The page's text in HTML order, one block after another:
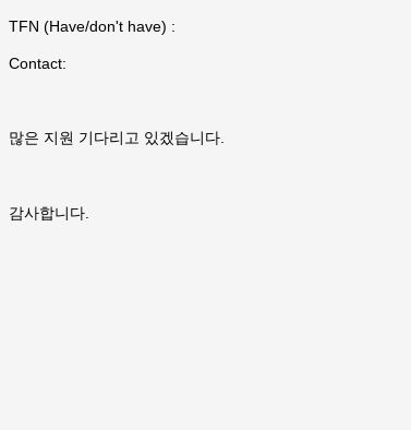
TFN (Have/don't have) :
Contact:
많은 지원 기다리고 있겠습니다.
감사합니다.